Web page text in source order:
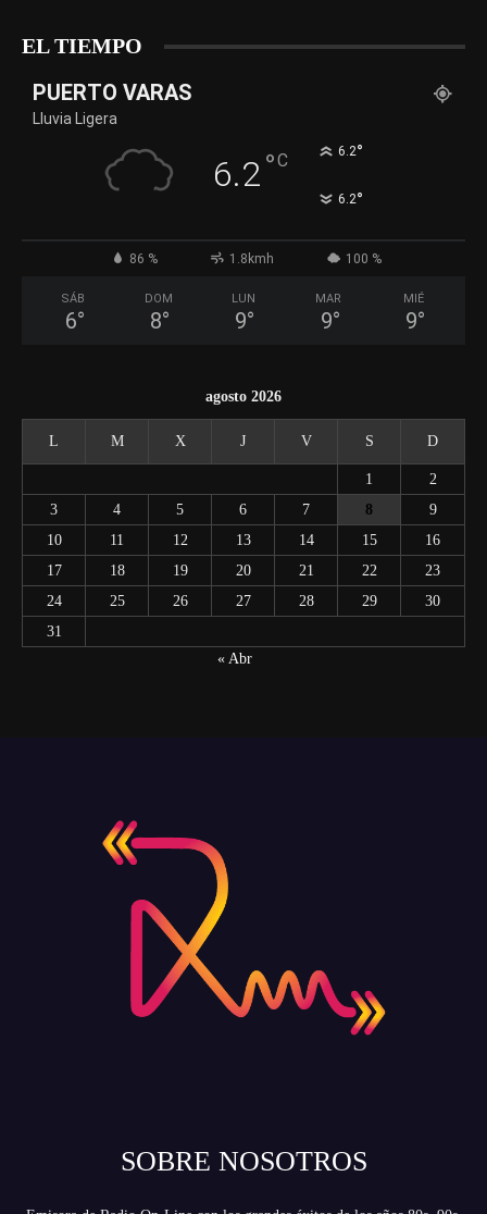
EL TIEMPO
PUERTO VARAS
Lluvia Ligera
6.2°C 6.2°
6.2°
86 % 1.8kmh 100 %
SÁB
6°
DOM
8°
LUN
9°
MAR
9°
MIÉ
9°
agosto 2026
L M X J V S D
1
2
3
4 5 6 7 8
9
10
11 12 13 14 15
16
17
18 19 20 21 22
23
24
25 26 27 28 29
30
31
« Abr
SOBRE NOSOTROS